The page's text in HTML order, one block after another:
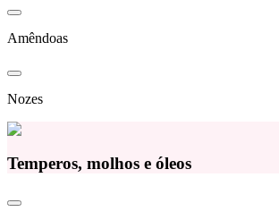
Amêndoas
Nozes
Temperos, molhos e óleos